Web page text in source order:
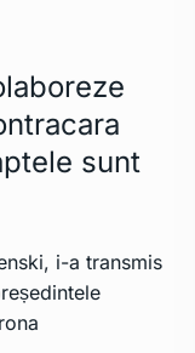
sunt
i-a transmis